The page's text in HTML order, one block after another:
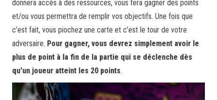
donnera accès à des ressources, vous fera gagner des points
et/ou vous permettra de remplir vos objectifs. Une fois que
c’est fait, vous piochez une carte et c’est le tour de votre
adversaire. Pour gagner, vous devrez simplement avoir le
plus de point à la fin de la partie qui se déclenche dès
qu’un joueur atteint les 20 points.